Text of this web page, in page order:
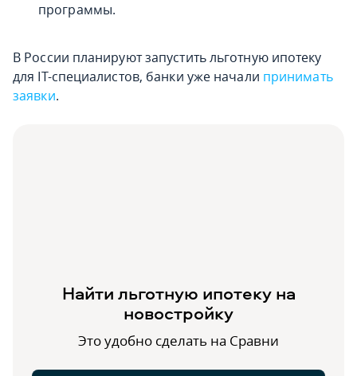
программы.
В России планируют запустить льготную ипотеку
для IT-специалистов, банки уже начали принимать
заявки.
Найти льготную ипотеку на
новостройку
Это удобно сделать на Сравни